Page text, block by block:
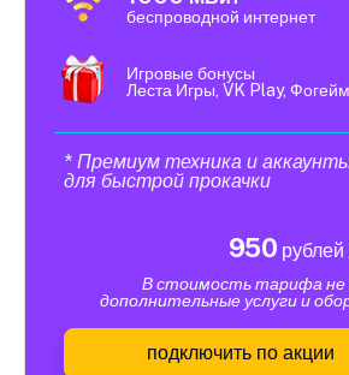
беспроводной интернет
Игровые бонусы
Леста Игры, VK Play, Фогейм
* Премиум техника и
для быстрой прокачки
950
В стоимость тарифа не
дополнительные услуги и
подключить по акции